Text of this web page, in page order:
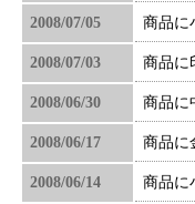
2008/07/05 商品に
2008/07/03 商品に
2008/06/30 商品に
2008/06/17 商品に
2008/06/14 商品に